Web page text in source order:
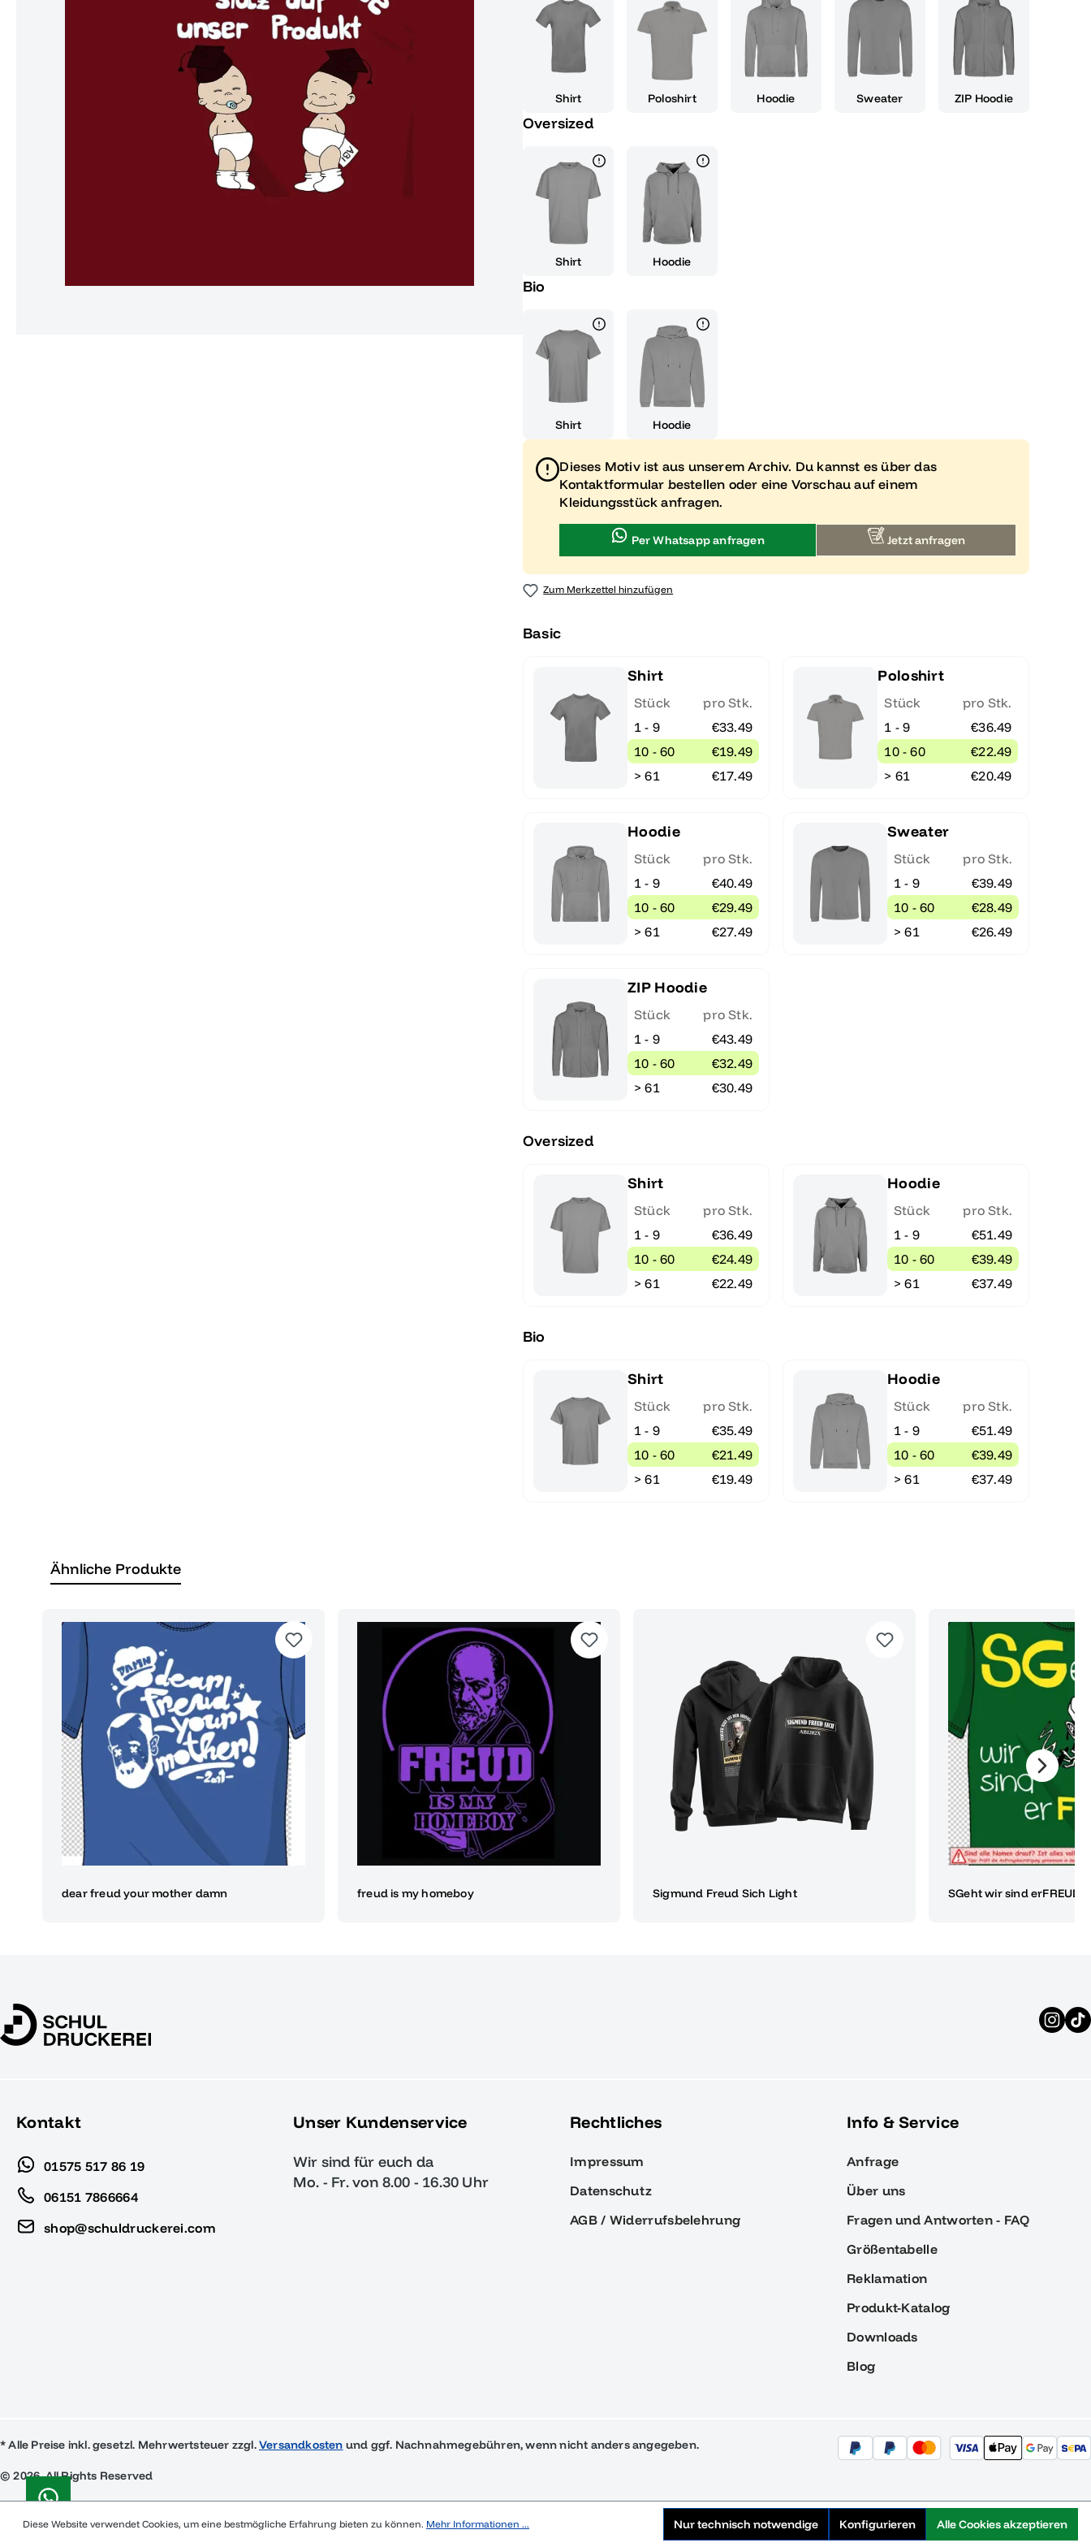
symbolisiert auf humorvolle Art und Weise den Übergang vom Schulleben in
einen neuen Lebensabschnitt und erinnert daran, dass auch die größten
Herausforderungen mit einem Lächeln im Gesicht gemeistert werden können.
Abinale Phase ist nicht nur ein einzigartiges Erinnerungsstück, sondern auch
ein tolles Geschenk für dich selbst oder für Freunde, die gerade ihre
Freude über diesen bedeutsamen Abschlussmoment. Mit Abinale Phase bleibt
dieser wichtige Tag für immer in bester Erinnerung und sorgt dafür, dass dein
ganz besonderer Erfolg gebührend gewürdigt wird. Egal, ob als Deko-Element
auf der Abschlussfeier oder als Andenken für zu Hause, Abinale Phase ist ein
absolutes Muss für jeden, der seinen Abi-Erfolg mit einem Augenzwinkern
feiern möchte.
Shirt Poloshirt Hoodie Sweater ZIP Hoodie
Oversized
Shirt Hoodie
Bio
Shirt Hoodie
Dieses Motiv ist aus unserem Archiv. Du kannst es über das
Kontaktformular bestellen oder eine Vorschau auf einem
Kleidungsstück anfragen.
Per Whatsapp anfragen Jetzt anfragen
Zum Merkzettel hinzufügen
Basic
Shirt
Stück
pro Stk.
1 - 9
€33.49
10 - 60
€19.49
> 61
€17.49
Poloshirt
Stück
pro Stk.
1 - 9
€36.49
10 - 60
€22.49
> 61
€20.49
Hoodie
Stück
pro Stk.
1 - 9
€40.49
10 - 60
€29.49
> 61
€27.49
Sweater
Stück
pro Stk.
1 - 9
€39.49
10 - 60
€28.49
> 61
€26.49
ZIP Hoodie
Stück
pro Stk.
1 - 9
€43.49
10 - 60
€32.49
> 61
€30.49
Oversized
Shirt
Stück
pro Stk.
1 - 9
€36.49
10 - 60
€24.49
> 61
€22.49
Hoodie
Stück
pro Stk.
1 - 9
€51.49
10 - 60
€39.49
> 61
€37.49
Bio
Shirt
Stück
pro Stk.
1 - 9
€35.49
10 - 60
€21.49
> 61
€19.49
Hoodie
Stück
pro Stk.
1 - 9
€51.49
10 - 60
€39.49
> 61
€37.49
Ähnliche Produkte
dear freud your mother damn freud is my homeboy Sigmund Freud Sich Light SGeht wir sind erFREUD
Kontakt
01575 517 86 19
06151 7866664
shop@schuldruckerei.com
Unser Kundenservice
Wir sind für euch da
Mo. - Fr. von 8.00 - 16.30 Uhr
Rechtliches
Impressum
Datenschutz
AGB / Widerrufsbelehrung
Info & Service
Anfrage
Über uns
Fragen und Antworten - FAQ
Größentabelle
Reklamation
Produkt-Katalog
Downloads
Blog
* Alle Preise inkl. gesetzl. Mehrwertsteuer zzgl.Versandkosten und ggf. Nachnahmegebühren, wenn nicht anders angegeben.
© 2026, All Rights Reserved
Diese Website verwendet Cookies, um eine bestmögliche Erfahrung bieten zu können. Mehr Informationen ... Nur technisch notwendige Konfigurieren Alle Cookies akzeptieren